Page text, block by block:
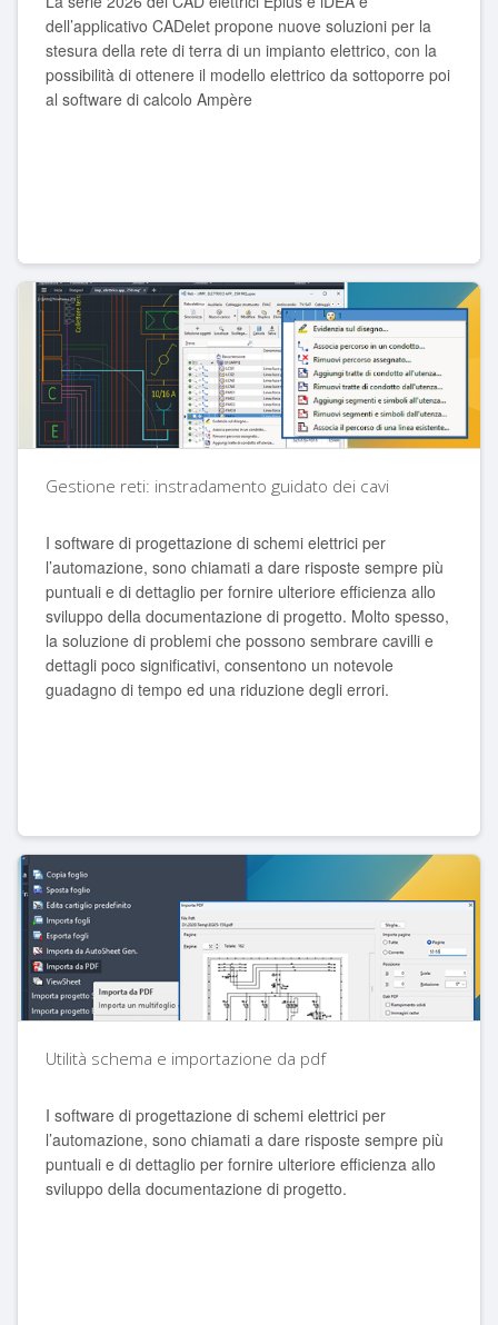
dell’applicativo CADelet propone nuove soluzioni per la
stesura della rete di terra di un impianto elettrico, con la
possibilità di ottenere il modello elettrico da sottoporre poi
al software di calcolo Ampère
Gestione reti: instradamento guidato dei cavi
I software di progettazione di schemi elettrici per
l’automazione, sono chiamati a dare risposte sempre più
puntuali e di dettaglio per fornire ulteriore efficienza allo
sviluppo della documentazione di progetto. Molto spesso,
la soluzione di problemi che possono sembrare cavilli e
dettagli poco significativi, consentono un notevole
guadagno di tempo ed una riduzione degli errori.
Utilità schema e importazione da pdf
I software di progettazione di schemi elettrici per
l’automazione, sono chiamati a dare risposte sempre più
puntuali e di dettaglio per fornire ulteriore efficienza allo
sviluppo della documentazione di progetto.